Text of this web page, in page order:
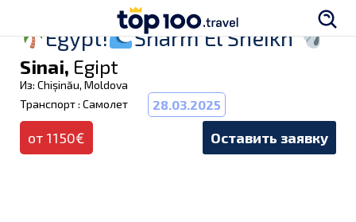
Egypt! Sharm El Sheikh
Sinai, Egipt
Из: Chișinău, Moldova
Транспорт : Самолет
28.03.2025
от 1150€ Оставить заявку